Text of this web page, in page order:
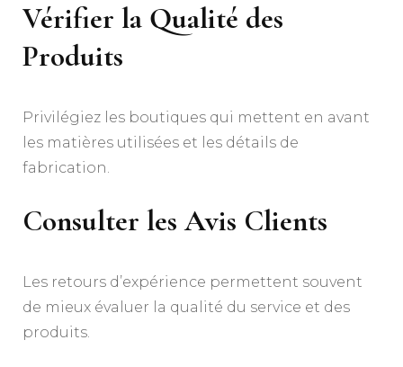
Vérifier la Qualité des
Produits
Privilégiez les boutiques qui mettent en avant
les matières utilisées et les détails de
fabrication.
Consulter les Avis Clients
Les retours d’expérience permettent souvent
de mieux évaluer la qualité du service et des
produits.